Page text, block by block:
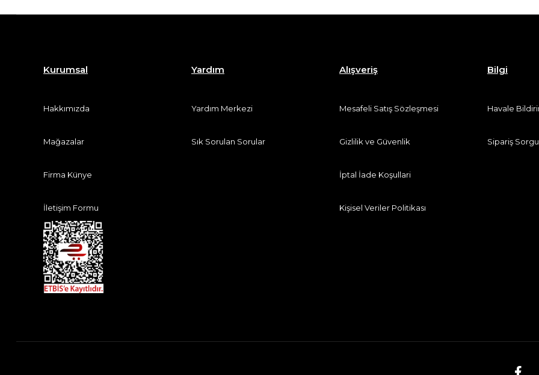
Kurumsal
Hakkımızda
Mağazalar
Firma Künye
İletişim Formu
Yardım
Yardım Merkezi
Sık Sorulan Sorular
Alışveriş
Mesafeli Satış Sözleşmesi
Gizlilik ve Güvenlik
İptal İade Koşullari
Kişisel Veriler Politikası
Bilgi
Havale
Sipariş